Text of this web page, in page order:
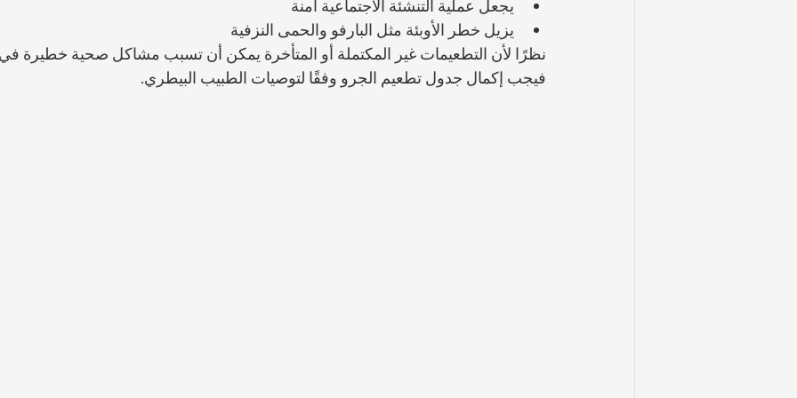
يجعل عملية التنشئة الاجتماعية آمنة
يزيل خطر الأوبئة مثل البارفو والحمى النزفية
نظرًا لأن التطعيمات غير المكتملة أو المتأخرة يمكن أن تسبب مشاكل صحية خطيرة
فيجب إكمال جدول تطعيم الجرو وفقًا لتوصيات الطبيب البيطري.